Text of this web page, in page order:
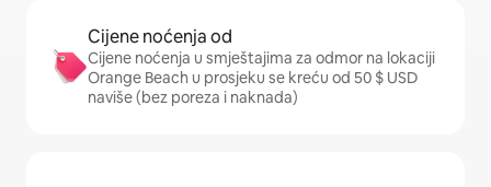
Cijene noćenja od
Cijene noćenja u smještajima za odmor na lokaciji
Orange Beach u prosjeku se kreću od 50 $ USD
naviše (bez poreza i naknada)